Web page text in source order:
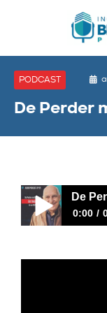
PODCAST
De Perder
De
0:00